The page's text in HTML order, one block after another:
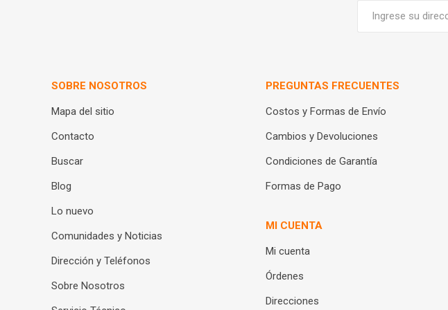
SOBRE NOSOTROS
Mapa del sitio
Contacto
Buscar
Blog
Lo nuevo
Comunidades y Noticias
Dirección y Teléfonos
Sobre Nosotros
PREGUNTAS FRECUENTES
Costos y Formas de Envío
Cambios y Devoluciones
Condiciones de Garantía
Formas de Pago
MI CUENTA
Mi cuenta
Órdenes
Direcciones